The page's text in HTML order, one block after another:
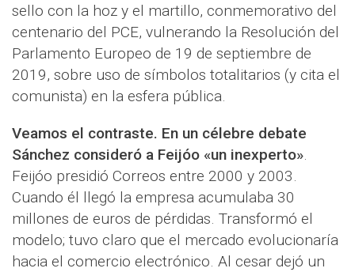
sello con la hoz y el martillo, conmemorativo del
centenario del PCE, vulnerando la Resolución del
Parlamento Europeo de 19 de septiembre de
2019, sobre uso de símbolos totalitarios (y cita el
comunista) en la esfera pública.
Veamos el contraste. En un célebre debate
Sánchez consideró a Feijóo «un inexperto».
Feijóo presidió Correos entre 2000 y 2003.
Cuando él llegó la empresa acumulaba 30
millones de euros de pérdidas. Transformó el
modelo; tuvo claro que el mercado evolucionaría
hacia el comercio electrónico. Al cesar dejó un